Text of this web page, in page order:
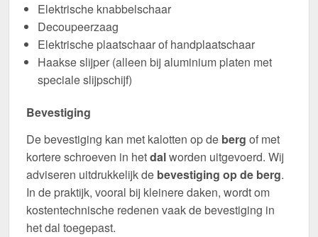
Elektrische knabbelschaar
Decoupeerzaag
Elektrische plaatschaar of handplaatschaar
Haakse slijper (alleen bij aluminium platen met
speciale slijpschijf)
Bevestiging
De bevestiging kan met kalotten op de berg of met
kortere schroeven in hetdalworden uitgevoerd. Wij
adviseren uitdrukkelijk de bevestiging op de berg.
In de praktijk, vooral bij kleinere daken, wordt om
kostentechnische redenen vaak de bevestiging in
het dal toegepast.